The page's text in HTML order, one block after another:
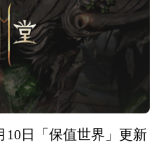
10日「保值世界」更新